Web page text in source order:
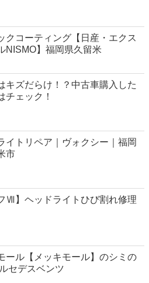
クコーティング【日産・エクス
NISMO】福岡県久留米
キズだらけ！？中古車購入した
チェック！
イトリペア｜ヴォクシー｜福岡
市
Ⅶ】ヘッドライトひび割れ修理
ール【メッキモール】のシミの
セデスベンツ